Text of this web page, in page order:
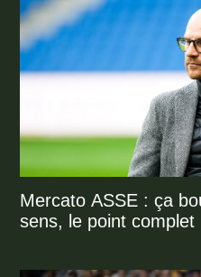
Mercato ASSE : ça
sens, le point complet